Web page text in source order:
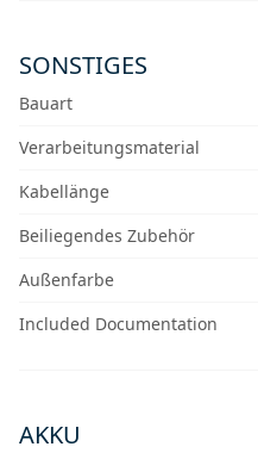
SONSTIGES
Bauart
Verarbeitungsmaterial
Kabellänge
Beiliegendes Zubehör
Außenfarbe
Included Documentation
AKKU